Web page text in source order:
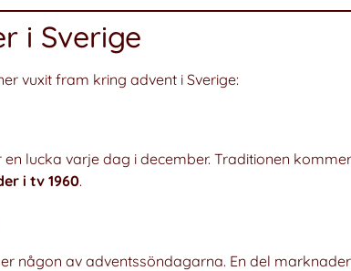
i Sverige
vuxit fram kring advent i Sverige:
lucka varje dag i december. Traditionen
i tv 1960.
någon av adventssöndagarna. En del